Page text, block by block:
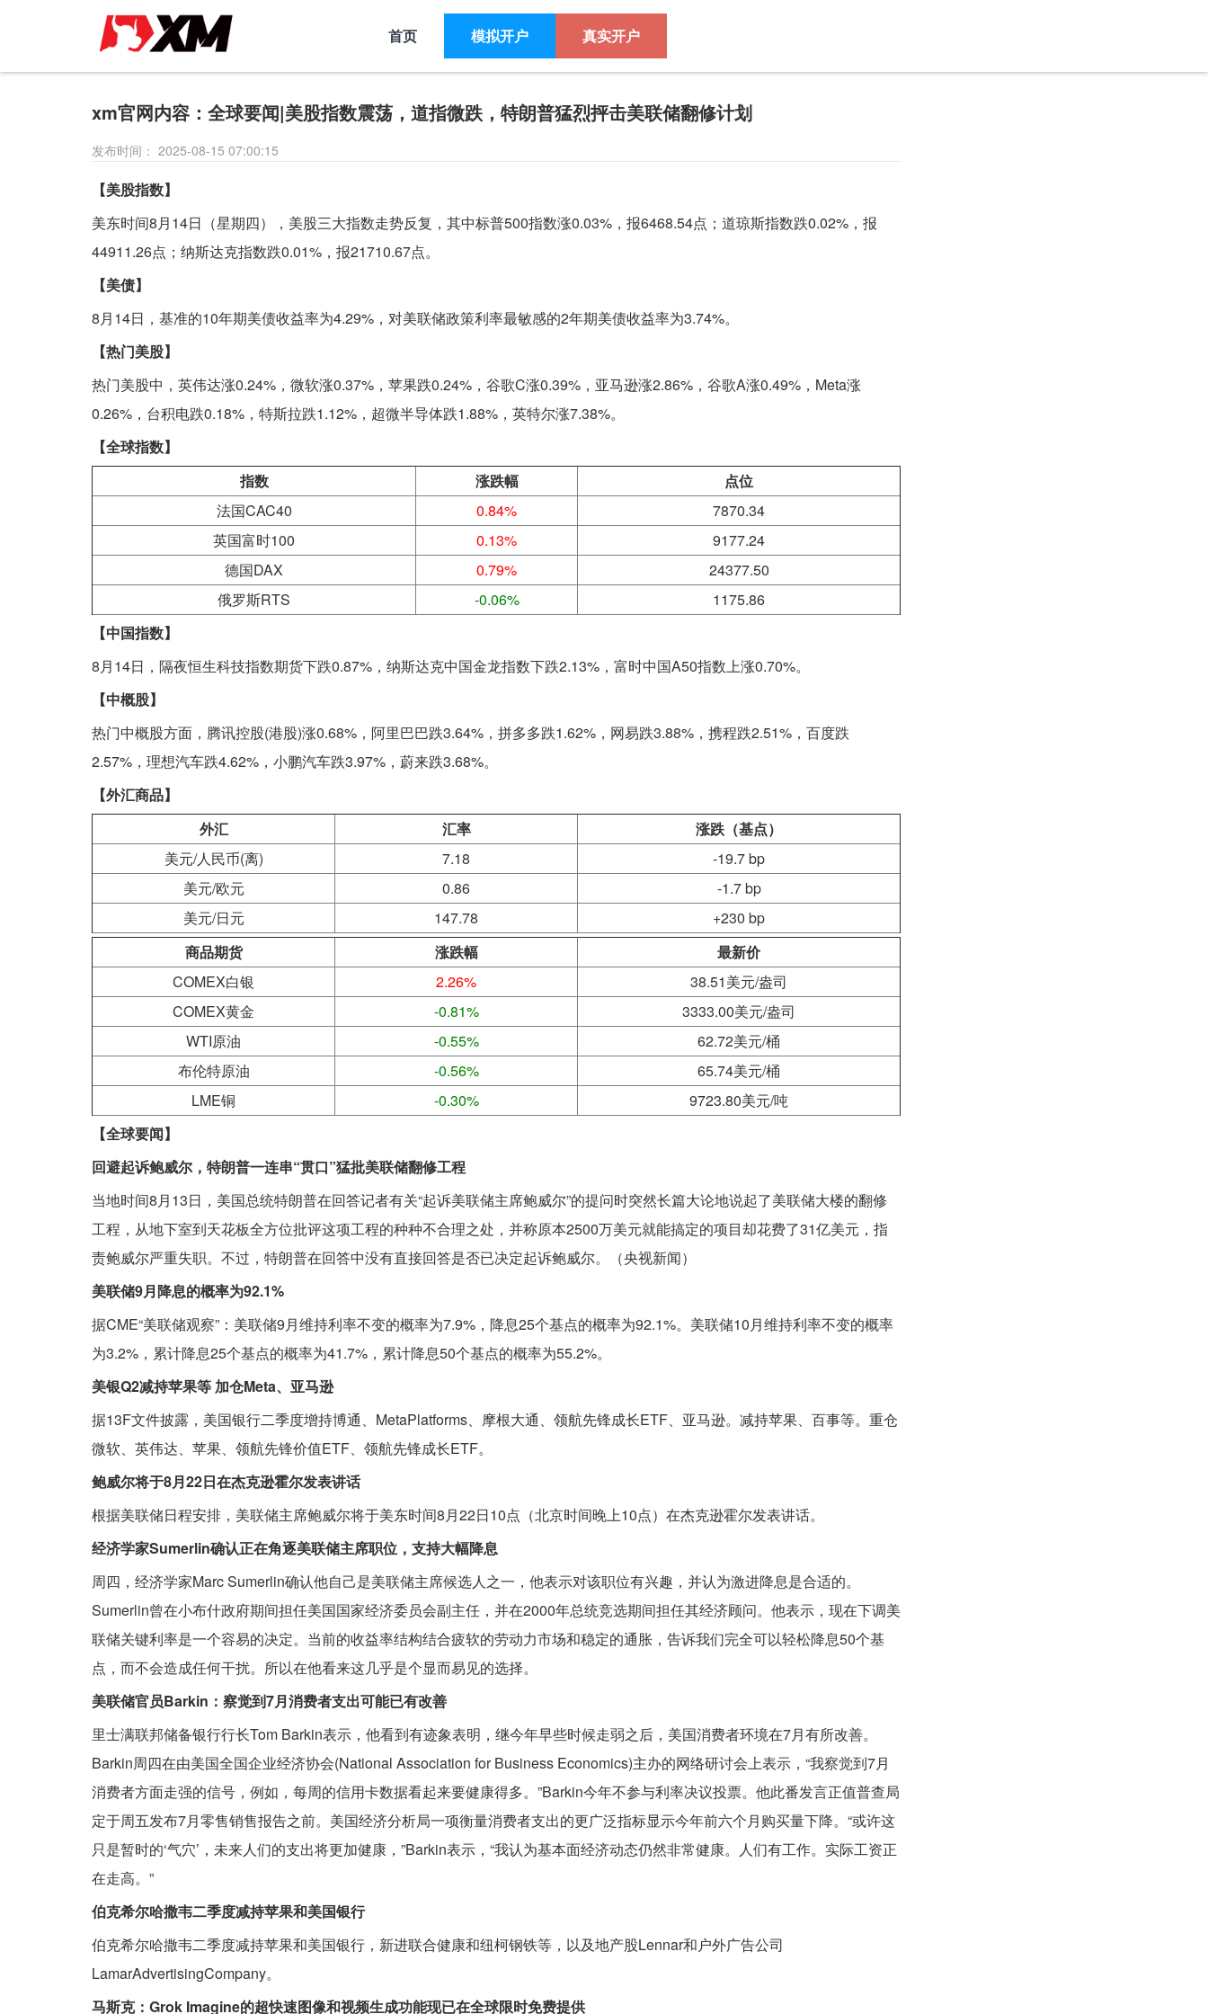
首页 模拟开户 真实开户
xm官网内容：全球要闻|美股指数震荡，道指微跌，特朗普猛烈抨击美联储翻修计划
发布时间： 2025-08-15 07:00:15
【美股指数】
美东时间8月14日（星期四），美股三大指数走势反复，其中标普500指数涨0.03%，报6468.54点；道琼斯指数跌0.02%，报
44911.26点；纳斯达克指数跌0.01%，报21710.67点。
【美债】
8月14日，基准的10年期美债收益率为4.29%，对美联储政策利率最敏感的2年期美债收益率为3.74%。
【热门美股】
热门美股中，英伟达涨0.24%，微软涨0.37%，苹果跌0.24%，谷歌C涨0.39%，亚马逊涨2.86%，谷歌A涨0.49%，Meta涨
0.26%，台积电跌0.18%，特斯拉跌1.12%，超微半导体跌1.88%，英特尔涨7.38%。
【全球指数】
指数
涨跌幅
点位
法国CAC40
0.84%
7870.34
英国富时100
0.13%
9177.24
德国DAX
0.79%
24377.50
俄罗斯RTS
-0.06%
1175.86
【中国指数】
8月14日，隔夜恒生科技指数期货下跌0.87%，纳斯达克中国金龙指数下跌2.13%，富时中国A50指数上涨0.70%。
【中概股】
热门中概股方面，腾讯控股(港股)涨0.68%，阿里巴巴跌3.64%，拼多多跌1.62%，网易跌3.88%，携程跌2.51%，百度跌
2.57%，理想汽车跌4.62%，小鹏汽车跌3.97%，蔚来跌3.68%。
【外汇商品】
外汇
汇率
涨跌（基点）
美元/人民币(离)
7.18
-19.7 bp
美元/欧元
0.86
-1.7 bp
美元/日元
147.78
+230 bp
商品期货
涨跌幅
最新价
COMEX白银
2.26%
38.51美元/盎司
COMEX黄金
-0.81%
3333.00美元/盎司
WTI原油
-0.55%
62.72美元/桶
布伦特原油
-0.56%
65.74美元/桶
LME铜
-0.30%
9723.80美元/吨
【全球要闻】
回避起诉鲍威尔，特朗普一连串“贯口”猛批美联储翻修工程
当地时间8月13日，美国总统特朗普在回答记者有关“起诉美联储主席鲍威尔”的提问时突然长篇大论地说起了美联储大楼的翻修
工程，从地下室到天花板全方位批评这项工程的种种不合理之处，并称原本2500万美元就能搞定的项目却花费了31亿美元，指
责鲍威尔严重失职。不过，特朗普在回答中没有直接回答是否已决定起诉鲍威尔。（央视新闻）
美联储9月降息的概率为92.1%
据CME“美联储观察”：美联储9月维持利率不变的概率为7.9%，降息25个基点的概率为92.1%。美联储10月维持利率不变的概率
为3.2%，累计降息25个基点的概率为41.7%，累计降息50个基点的概率为55.2%。
美银Q2减持苹果等 加仓Meta、亚马逊
据13F文件披露，美国银行二季度增持博通、MetaPlatforms、摩根大通、领航先锋成长ETF、亚马逊。减持苹果、百事等。重仓
微软、英伟达、苹果、领航先锋价值ETF、领航先锋成长ETF。
鲍威尔将于8月22日在杰克逊霍尔发表讲话
根据美联储日程安排，美联储主席鲍威尔将于美东时间8月22日10点（北京时间晚上10点）在杰克逊霍尔发表讲话。
经济学家Sumerlin确认正在角逐美联储主席职位，支持大幅降息
周四，经济学家Marc Sumerlin确认他自己是美联储主席候选人之一，他表示对该职位有兴趣，并认为激进降息是合适的。
Sumerlin曾在小布什政府期间担任美国国家经济委员会副主任，并在2000年总统竞选期间担任其经济顾问。他表示，现在下调美
联储关键利率是一个容易的决定。当前的收益率结构结合疲软的劳动力市场和稳定的通胀，告诉我们完全可以轻松降息50个基
点，而不会造成任何干扰。所以在他看来这几乎是个显而易见的选择。
美联储官员Barkin：察觉到7月消费者支出可能已有改善
里士满联邦储备银行行长Tom Barkin表示，他看到有迹象表明，继今年早些时候走弱之后，美国消费者环境在7月有所改善。
Barkin周四在由美国全国企业经济协会(National Association for Business Economics)主办的网络研讨会上表示，“我察觉到7月
消费者方面走强的信号，例如，每周的信用卡数据看起来要健康得多。”Barkin今年不参与利率决议投票。他此番发言正值普查局
定于周五发布7月零售销售报告之前。美国经济分析局一项衡量消费者支出的更广泛指标显示今年前六个月购买量下降。“或许这
只是暂时的‘气穴’，未来人们的支出将更加健康，”Barkin表示，“我认为基本面经济动态仍然非常健康。人们有工作。实际工资正
在走高。”
伯克希尔哈撒韦二季度减持苹果和美国银行
伯克希尔哈撒韦二季度减持苹果和美国银行，新进联合健康和纽柯钢铁等，以及地产股Lennar和户外广告公司
LamarAdvertisingCompany。
马斯克：Grok Imagine的超快速图像和视频生成功能现已在全球限时免费提供